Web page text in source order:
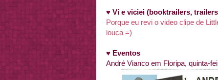
♥ Vi e viciei (booktrailers,
Porque eu revi o video clipe de
louca =)
♥ Eventos
André Vianco em Floripa, quinta-